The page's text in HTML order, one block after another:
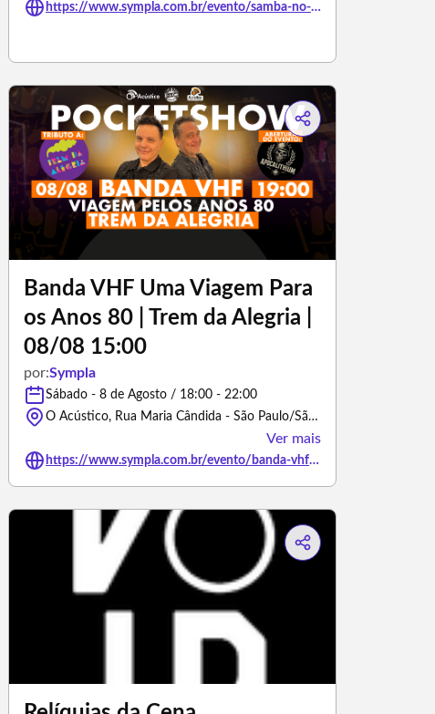
https://www.sympla.com.br/evento/samba-no-flow-2-edicao/3461381
Banda VHF Uma Viagem Para
os Anos 80 | Trem da Alegria |
08/08 15:00
por:Sympla
Sábado - 8 de Agosto / 18:00 - 22:00
O Acústico, Rua Maria Cândida - São Paulo/São Paulo
Ver mais
https://www.sympla.com.br/evento/banda-vhf-uma-viagem-para-os-anos-80-trem-da-alegria-08-08-15-00/3469566